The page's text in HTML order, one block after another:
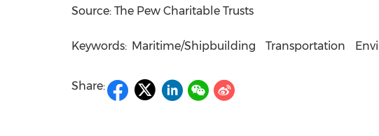
Source: The Pew Charitable Trusts
Keywords: Maritime/Shipbuilding Transportation
Share: